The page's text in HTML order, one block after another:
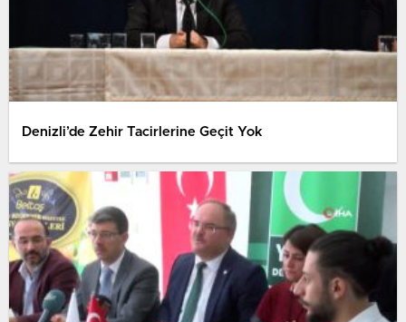
Denizli’de Zehir Tacirlerine Geçit Yok